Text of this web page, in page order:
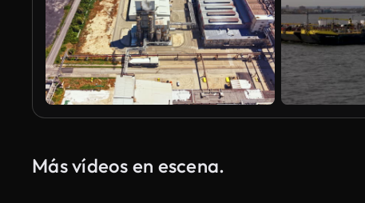
Más vídeos en escena.